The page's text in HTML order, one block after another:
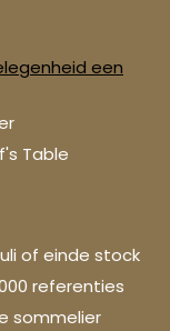
een
Table
of einde stock
referenties
sommelier